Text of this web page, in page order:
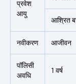
प्रवेश
आयु
आश्रित
नवीकरण आजीवन
पॉलिसी
अवधि
1 वर्ष